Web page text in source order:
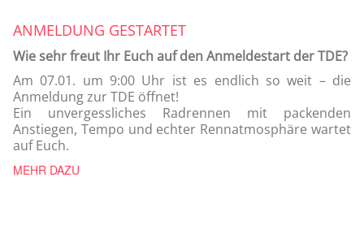
ANMELDUNG GESTARTET
Wie sehr freut Ihr Euch auf den Anmeldestart der TDE?
Am 07.01. um 9:00 Uhr ist es endlich so weit – die
Anmeldung zur TDE öffnet!
Ein unvergessliches Radrennen mit packenden
Anstiegen, Tempo und echter Rennatmosphäre wartet
auf Euch.
MEHR DAZU